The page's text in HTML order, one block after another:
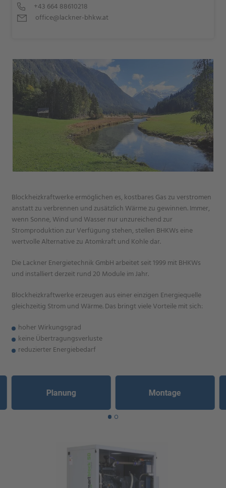
+43 664 88610218
office@lackner-bhkw.at
Blockheizkraftwerke ermöglichen es, kostbares Gas zu verstromen
anstatt zu verbrennen und zusätzlich Wärme zu gewinnen. Immer,
wenn Sonne, Wind und Wasser nur unzureichend zur
Stromproduktion zur Verfügung stehen, stellen BHKWs eine
wertvolle Alternative zu Atomkraft und Kohle dar.
Die Lackner Energietechnik GmbH arbeitet seit 1999 mit BHKWs
und installiert derzeit rund 20 Module im Jahr.
Blockheizkraftwerke erzeugen aus einer einzigen Energiequelle
gleichzeitig Strom und Wärme. Das bringt viele Vorteile mit sich:
hoher Wirkungsgrad
keine Übertragungsverluste
reduzierter Energiebedarf
Planung Montage